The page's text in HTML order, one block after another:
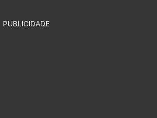
PUBLICIDADE